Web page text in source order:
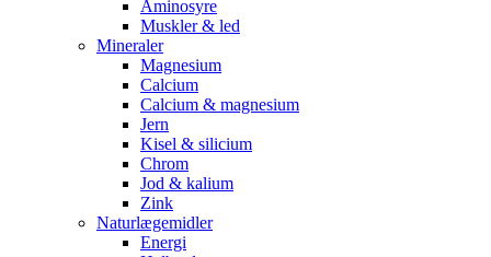
Aminosyre
Muskler & led
Mineraler
Magnesium
Calcium
Calcium & magnesium
Jern
Kisel & silicium
Chrom
Jod & kalium
Zink
Naturlægemidler
Energi